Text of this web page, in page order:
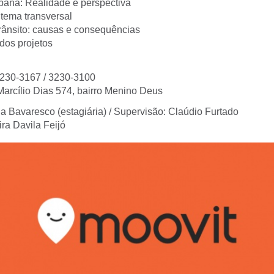
Realidade e perspectiva
transversal
causas e consequências
projetos
3167 / 3230-3100
Dias 574, bairro Menino Deus
Bavaresco (estagiária) / Supervisão: Claúdio Furtado
Davila Feijó